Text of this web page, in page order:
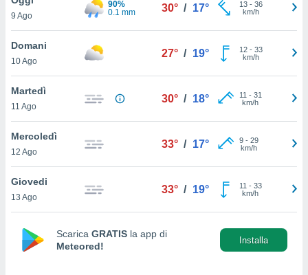
è
al sito
di
ci
di
il
un
la
9 Ago
90%
0.1 mm
30° / 17° 13- 36
km/h
Domani
10 Ago
27° / 19° 12- 33
km/h
Martedì
11 Ago
30° / 18° 11 - 31
km/h
Mercoledì
12 Ago
33° / 17° 9- 29
km/h
Giovedi
13 Ago
33° / 19° 11 - 33
km/h
Scarica GRATIS la app di
Meteored!
Installa